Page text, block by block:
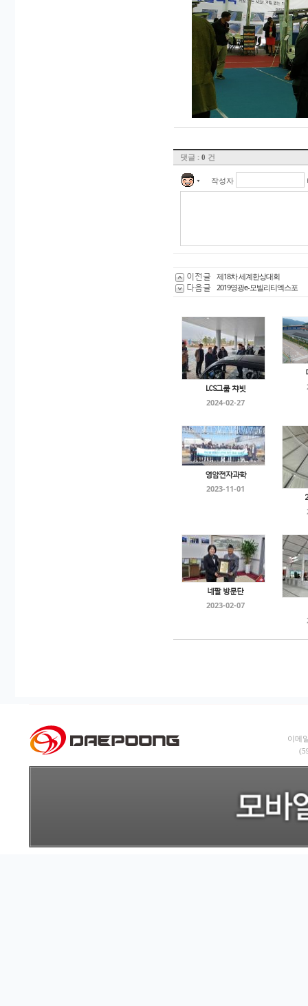
댓글 : 0 건
▼ 작성자
이전글 제18차 세계한상대회
다음글 2019영광e-모빌리티엑스포
LCS그룹 챠빗
2024-02-27
영암전자과학
2023-11-01
네팔 방문단
2023-02-07
이메